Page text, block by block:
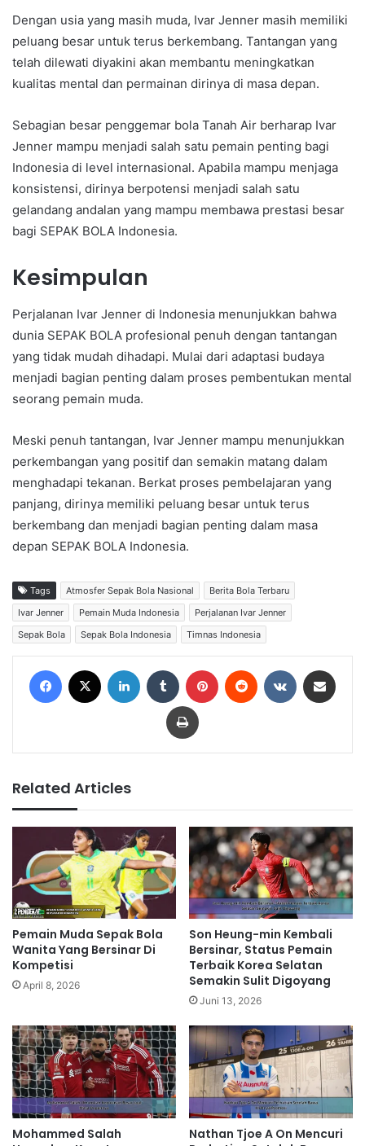
Dengan usia yang masih muda, Ivar Jenner masih memiliki
peluang besar untuk terus berkembang. Tantangan yang
telah dilewati diyakini akan membantu meningkatkan
kualitas mental dan permainan dirinya di masa depan.
Sebagian besar penggemar bola Tanah Air berharap Ivar
Jenner mampu menjadi salah satu pemain penting bagi
Indonesia di level internasional. Apabila mampu menjaga
konsistensi, dirinya berpotensi menjadi salah satu
gelandang andalan yang mampu membawa prestasi besar
bagi SEPAK BOLA Indonesia.
Kesimpulan
Perjalanan Ivar Jenner di Indonesia menunjukkan bahwa
dunia SEPAK BOLA profesional penuh dengan tantangan
yang tidak mudah dihadapi. Mulai dari adaptasi budaya
menjadi bagian penting dalam proses pembentukan mental
seorang pemain muda.
Meski penuh tantangan, Ivar Jenner mampu menunjukkan
perkembangan yang positif dan semakin matang dalam
menghadapi tekanan. Berkat proses pembelajaran yang
panjang, dirinya memiliki peluang besar untuk terus
berkembang dan menjadi bagian penting dalam masa
depan SEPAK BOLA Indonesia.
Tags Atmosfer Sepak Bola Nasional
Berita Bola Terbaru
Ivar Jenner
Pemain Muda Indonesia
Perjalanan Ivar Jenner
Sepak Bola
Sepak Bola Indonesia Timnas Indonesia
Print
Related Articles
Pemain Muda Sepak Bola
Wanita Yang Bersinar Di
Kompetisi
April 8, 2026
Son Heung-min Kembali
Bersinar, Status Pemain
Terbaik Korea Selatan
Semakin Sulit Digoyang
Juni 13, 2026
Mohammed Salah
Nathan Tjoe A On Mencuri